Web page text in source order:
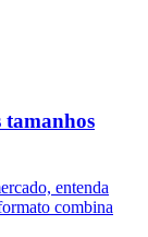
tamanhos
entenda
combina